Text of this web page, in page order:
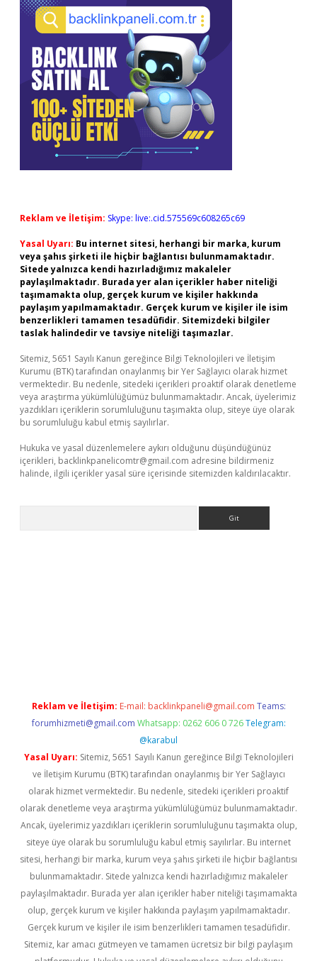
Reklam ve İletişim: Skype: live:.cid.575569c608265c69
Yasal Uyarı: Bu internet sitesi, herhangi bir marka, kurum
veya şahıs şirketi ile hiçbir bağlantısı bulunmamaktadır.
Sitede yalnızca kendi hazırladığımız makaleler
paylaşılmaktadır. Burada yer alan içerikler haber niteliği
taşımamakta olup, gerçek kurum ve kişiler hakkında
paylaşım yapılmamaktadır. Gerçek kurum ve kişiler ile isim
benzerlikleri tamamen tesadüfidir. Sitemizdeki bilgiler
taslak halindedir ve tavsiye niteliği taşımazlar.
Sitemiz, 5651 Sayılı Kanun gereğince Bilgi Teknolojileri ve İletişim
Kurumu (BTK) tarafından onaylanmış bir Yer Sağlayıcı olarak hizmet
vermektedir. Bu nedenle, sitedeki içerikleri proaktif olarak denetleme
veya araştırma yükümlülüğümüz bulunmamaktadır. Ancak, üyelerimiz
yazdıkları içeriklerin sorumluluğunu taşımakta olup, siteye üye olarak
bu sorumluluğu kabul etmiş sayılırlar.
Hukuka ve yasal düzenlemelere aykırı olduğunu düşündüğünüz
içerikleri, backlinkpanelicomtr@gmail.com adresine bildirmeniz
halinde, ilgili içerikler yasal süre içerisinde sitemizden kaldırılacaktır.
Reklam ve İletişim: E-mail: backlinkpaneli@gmail.com Teams:
forumhizmeti@gmail.com Whatsapp: 0262 606 0 726 Telegram:
@karabul
Yasal Uyarı: Sitemiz, 5651 Sayılı Kanun gereğince Bilgi Teknolojileri
ve İletişim Kurumu (BTK) tarafından onaylanmış bir Yer Sağlayıcı
olarak hizmet vermektedir. Bu nedenle, sitedeki içerikleri proaktif
olarak denetleme veya araştırma yükümlülüğümüz bulunmamaktadır.
Ancak, üyelerimiz yazdıkları içeriklerin sorumluluğunu taşımakta olup,
siteye üye olarak bu sorumluluğu kabul etmiş sayılırlar. Bu internet
sitesi, herhangi bir marka, kurum veya şahıs şirketi ile hiçbir bağlantısı
bulunmamaktadır. Sitede yalnızca kendi hazırladığımız makaleler
paylaşılmaktadır. Burada yer alan içerikler haber niteliği taşımamakta
olup, gerçek kurum ve kişiler hakkında paylaşım yapılmamaktadır.
Gerçek kurum ve kişiler ile isim benzerlikleri tamamen tesadüfidir.
Sitemiz, kar amacı gütmeyen ve tamamen ücretsiz bir bilgi paylaşım